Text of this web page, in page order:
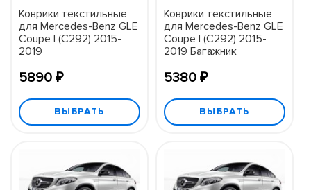
Коврики текстильные
для Mercedes-Benz GLE
Coupe I (C292) 2015-
2019
5890 ₽
ВЫБРАТЬ
Коврики текстильные
для Mercedes-Benz GLE
Coupe I (C292) 2015-
2019 Багажник
5380 ₽
ВЫБРАТЬ